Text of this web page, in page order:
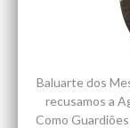
Baluarte dos
recusamos a
Como